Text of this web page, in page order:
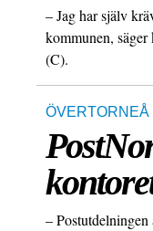
– Jag har själv
kommunen,
(C).
ÖVERTORNEÅ
–